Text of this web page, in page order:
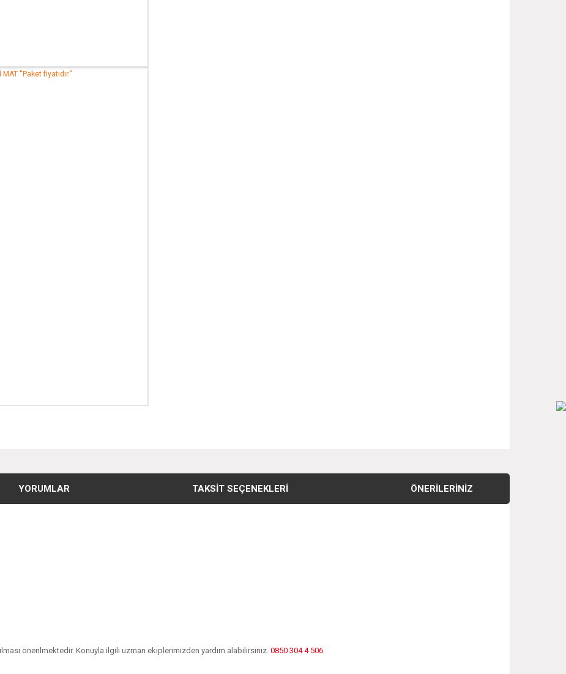
YORUMLAR TAKSIT SEÇENEKLERI ÖNERILERINIZ
önerilmektedir. Konuyla ilgili uzman ekiplerimizden yardım alabilirsiniz. 0850 304 4 506